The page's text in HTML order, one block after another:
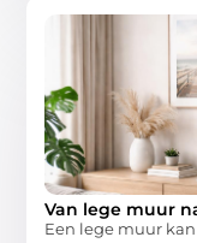
Van lege muur
Een lege muur